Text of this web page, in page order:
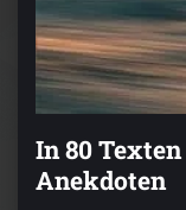
In 80
Anekdoten